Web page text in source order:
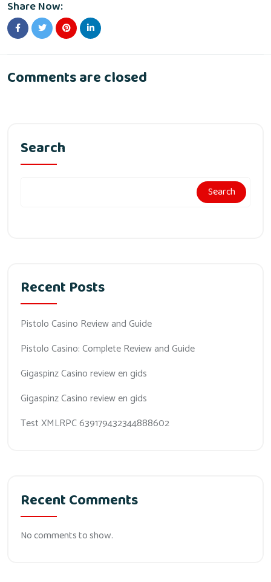
Share Now:
Comments are closed
Search
Search
Recent Posts
Pistolo Casino Review and Guide
Pistolo Casino: Complete Review and Guide
Gigaspinz Casino review en gids
Gigaspinz Casino review en gids
Test XMLRPC 639179432344888602
Recent Comments
No comments to show.